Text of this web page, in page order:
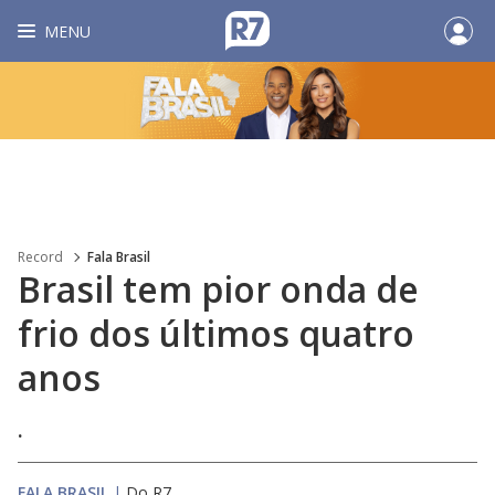
MENU
Record Fala Brasil
Brasil tem pior onda de
frio dos últimos quatro
anos
.